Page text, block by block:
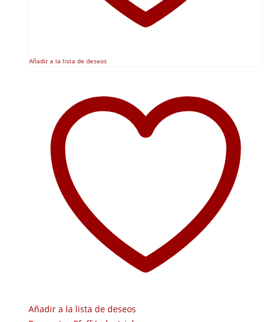
Añadir a la lista de deseos
Añadir a la lista de deseos